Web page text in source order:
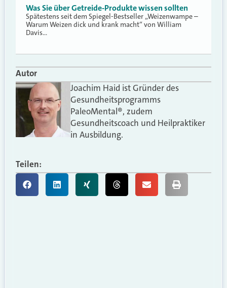
Was Sie über Getreide-Produkte wissen sollten
Spätestens seit dem Spiegel-Bestseller „Weizenwampe –
Warum Weizen dick und krank macht“ von William
Davis…
Autor
Joachim Haid ist Gründer des
Gesundheitsprogramms
PaleoMental®, zudem
Gesundheitscoach und Heilpraktiker
in Ausbildung.
Teilen: